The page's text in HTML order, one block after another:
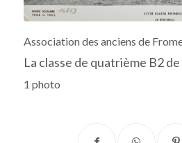
Association des anciens de
La classe de quatrième B2
1 photo